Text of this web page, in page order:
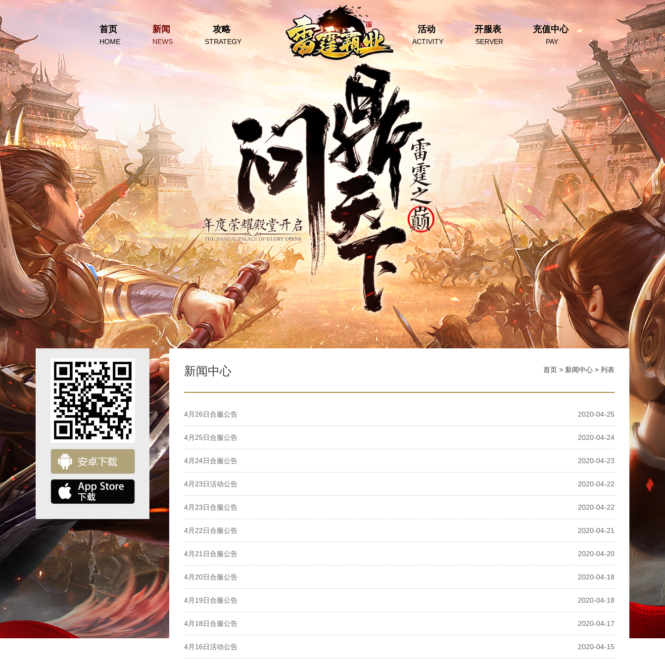
首页
HOME
新闻
NEWS
攻略
STRATEGY
活动
ACTIVITY
开服表
SERVER
充值中心
PAY
新闻中心 首页 > 新闻中心 > 列表
2020-04-25
4月26日合服公告
2020-04-24
4月25日合服公告
2020-04-23
4月24日合服公告
2020-04-22
4月23日活动公告
2020-04-22
4月23日合服公告
2020-04-21
4月22日合服公告
2020-04-20
4月21日合服公告
2020-04-18
4月20日合服公告
2020-04-18
4月19日合服公告
2020-04-17
4月18日合服公告
2020-04-15
4月16日活动公告